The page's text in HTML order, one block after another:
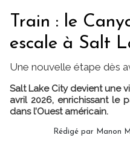
Train : le
escale à Salt
Une nouvelle étape dès
Salt Lake City devient une
avril 2026, enrichissant le
dans l’Ouest américain.
Rédigé par Manon